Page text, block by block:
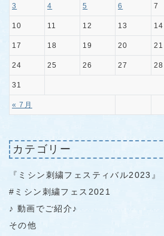
« 7月
3 4 5 6 7
10 11 12 13 14
17 18 19 20 21
24 25 26 27 28
31
カテゴリー
『ミシン刺繍フェスティバル2023』
#ミシン刺繍フェス2021
♪ 動画でご紹介♪
その他